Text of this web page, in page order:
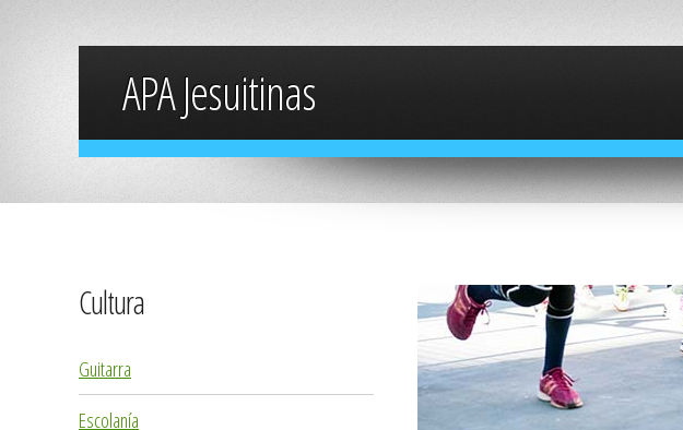
APA Jesuitinas
Cultura
Guitarra
Escolanía